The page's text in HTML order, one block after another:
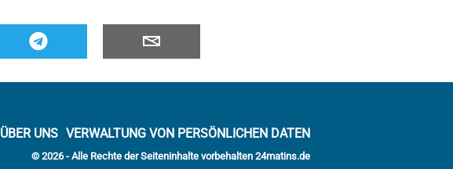
ÜBER UNS VERWALTUNG VON PERSÖNLICHEN DATEN
© 2026 - Alle Rechte der Seiteninhalte vorbehalten 24matins.de